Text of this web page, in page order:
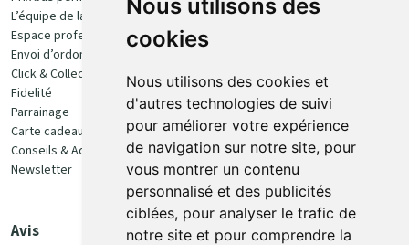
Nous utilisons des
cookies
Nous utilisons des cookies et
d'autres technologies de suivi
pour améliorer votre expérience
de navigation sur notre site, pour
vous montrer un contenu
personnalisé et des publicités
ciblées, pour analyser le trafic de
notre site et pour comprendre la
L’équipe de la pharmacie
Espace professionnel
Envoi d’ordonnance
Click & Collect
Fidelité
Parrainage
Carte cadeau
Conseils & Actualités
Newsletter
Avis
100% sécurisé
Retrait et livraison
Retrait en Click & Collect
Livraison à domicile
Livraison en Point Relais